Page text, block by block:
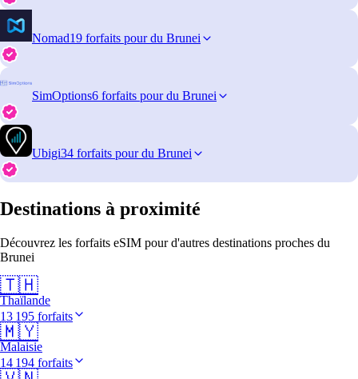
Nomad19 forfaits pour du Brunei
SimOptions6 forfaits pour du Brunei
Ubigi34 forfaits pour du Brunei
Destinations à proximité
Découvrez les forfaits eSIM pour d'autres destinations proches du
Brunei
🇹🇭
Thaïlande
13 195 forfaits
🇲🇾
Malaisie
14 194 forfaits